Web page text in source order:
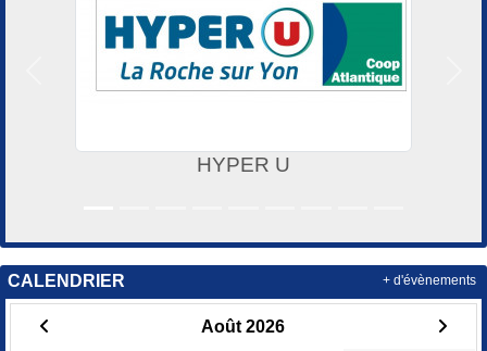
HYPER U
CALENDRIER
Août 2026
+ d'évènements